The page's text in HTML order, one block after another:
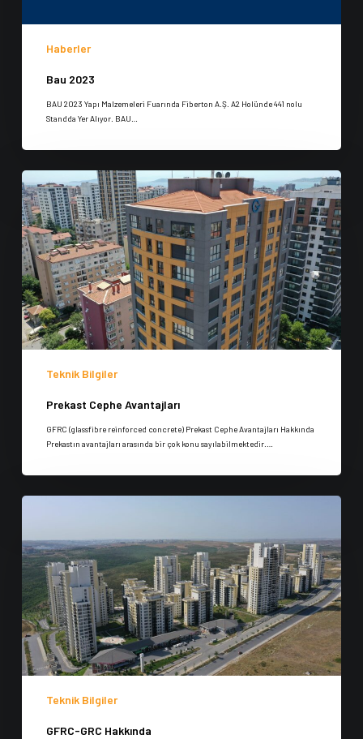
Haberler
Bau 2023
BAU 2023 Yapı Malzemeleri Fuarında Fiberton A.Ş. A2 Holünde 441 nolu
Standda Yer Alıyor. BAU…
Teknik Bilgiler
Prekast Cephe Avantajları
GFRC (glassfibre reinforced concrete) Prekast Cephe Avantajları Hakkında
Prekastın avantajları arasında bir çok konu sayılabilmektedir.…
Teknik Bilgiler
GFRC-GRC Hakkında